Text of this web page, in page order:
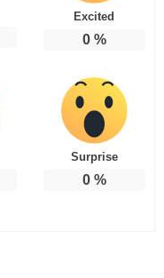
Excited
0%
Surprise
0%